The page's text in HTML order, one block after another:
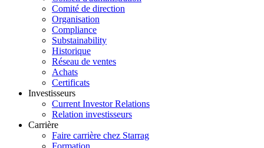
Comité de direction
Organisation
Compliance
Substainability
Historique
Réseau de ventes
Achats
Certificats
Investisseurs
Current Investor Relations
Relation investisseurs
Carrière
Faire carrière chez Starrag
Formation